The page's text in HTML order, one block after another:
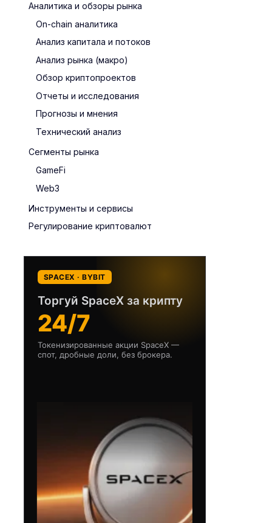
Аналитика и обзоры рынка
On-chain аналитика
Анализ капитала и потоков
Анализ рынка (макро)
Обзор криптопроектов
Отчеты и исследования
Прогнозы и мнения
Технический анализ
Сегменты рынка
GameFi
Web3
Инструменты и сервисы
Регулирование криптовалют
SPACEX · BYBIT
Торгуй SpaceX за крипту
24/7
Токенизированные акции SpaceX —
спот, дробные доли, без брокера.